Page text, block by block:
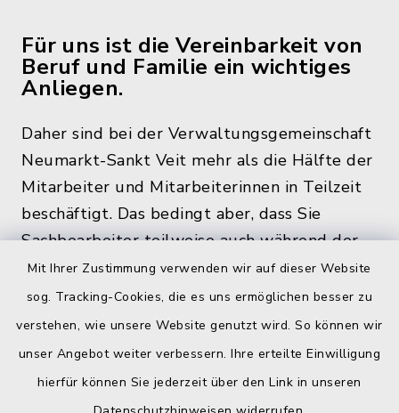
Mit Ihrer Zustimmung verwenden wir auf dieser Website
sog. Tracking-Cookies, die es uns ermöglichen besser zu
verstehen, wie unsere Website genutzt wird. So können wir
unser Angebot weiter verbessern. Ihre erteilte Einwilligung
hierfür können Sie jederzeit über den Link in unseren
Für uns ist die Vereinbarkeit von
Beruf und Familie ein wichtiges
Anliegen.
Daher sind bei der Verwaltungsgemeinschaft
Neumarkt-Sankt Veit mehr als die Hälfte der
Mitarbeiter und Mitarbeiterinnen in Teilzeit
beschäftigt. Das bedingt aber, dass Sie
Sachbearbeiter teilweise auch während der
üblichen Bürozeiten und zu den
Öffnungszeiten, nicht im Rathaus antreffen.
Quicklinks